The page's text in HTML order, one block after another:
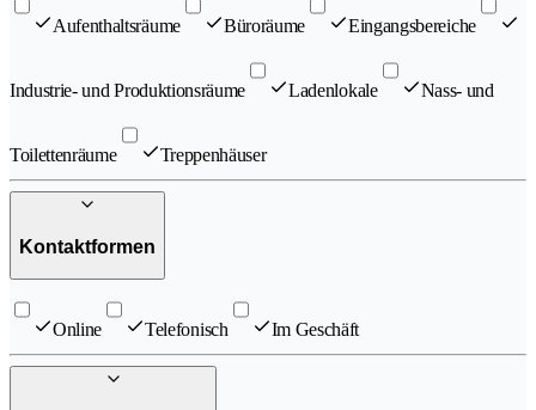
Aufenthaltsräume Büroräume Eingangsbereiche
Industrie- und Produktionsräume Ladenlokale Nass- und
Toilettenräume Treppenhäuser
Kontaktformen
Online Telefonisch Im Geschäft